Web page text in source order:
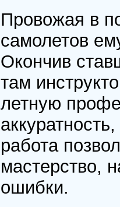
Провожая в
самолетов
Окончив
там
летную
работа
мастерство,
ошибки.